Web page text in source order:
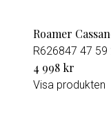
Roamer
R626847 47 59
4 998 kr
Visa produkten